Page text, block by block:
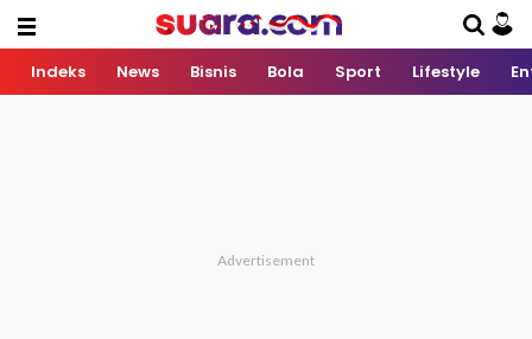
Indeks News Bisnis Bola Sport Lifestyle